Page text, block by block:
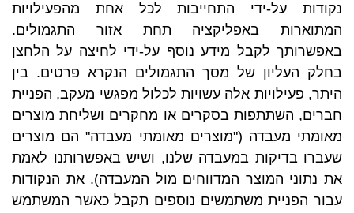
נקודות על-ידי התחייבות לכל אחת מהפעילויות
המתוארות באפליקציה תחת אזור התגמולים.
באפשרותך לקבל מידע נוסף על-ידי לחיצה על הלחצן
בחלק העליון של מסך התגמולים הנקרא פרטים. בין
היתר, פעילויות אלה עשויות לכלול מפגשי מעקב, הפניית
חברים, השתתפות בסקרים או מחקרים ושליחת מוצרים
מאומתי מעבדה ("מוצרים מאומתי מעבדה" הם מוצרים
שעברו בדיקות במעבדה שלנו, ושיש באפשרותנו לאמת
את נתוני המוצר המדווחים מול המעבדה). את הנקודות
עבור הפניית משתמשים נוספים תקבל כאשר המשתמש